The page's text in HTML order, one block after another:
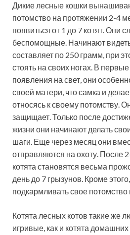
Дикие лесные кошки
потомство на протяжении 2-4
появиться от 1 до 7 котят. Они
беспомощные. Начинают
составляет по 250 грамм, при
стоять на своих ногах. В
появления на свет, они
своей матери, что самка и
относясь к своему потомству.
защищает. Только после
жизни они начинают делать
шаги. Еще через месяц они
отправляются на охоту. После
котята становятся весьма
день до 7 грызунов. Кроме
подкармливать свое
Котята лесных котов такие же
игривые, как и котята